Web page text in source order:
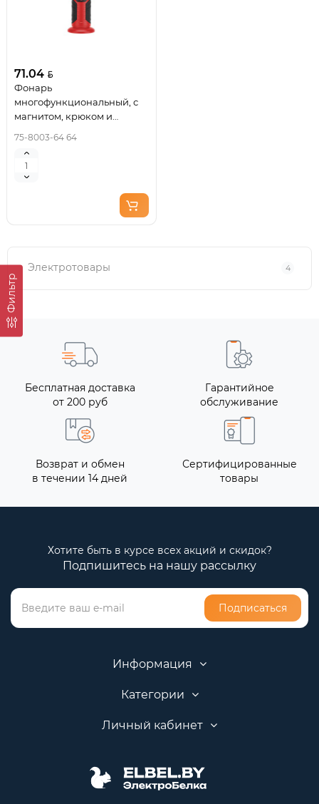
Фильтр
71.04
Фонарь
многофункциональный, с
магнитом, крюком и
75-8003-64 64
Электротовары 4
Бесплатная доставка
от 200 руб
Гарантийное
обслуживание
Возврат и обмен
в течении 14 дней
Сертифицированные
товары
Хотите быть в курсе всех акций и скидок?
Подпишитесь на нашу рассылку
Подписаться
Информация
Категории
Личный кабинет